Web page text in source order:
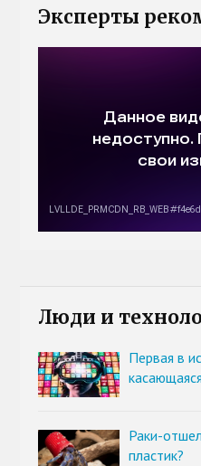
Эксперты
Люди и
Первая в
Раки-
пластик?